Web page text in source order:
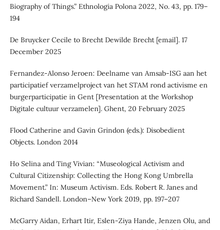
Biography of Things.” Ethnologia Polona 2022, No. 43, pp. 179–
194
De Bruycker Cecile to Brecht Dewilde Brecht [email]. 17
December 2025
Fernandez-Alonso Jeroen: Deelname van Amsab-ISG aan het
participatief verzamelproject van het STAM rond activisme en
burgerparticipatie in Gent [Presentation at the Workshop
Digitale cultuur verzamelen]. Ghent, 20 February 2025
Flood Catherine and Gavin Grindon (eds.): Disobedient
Objects. London 2014
Ho Selina and Ting Vivian: “Museological Activism and
Cultural Citizenship: Collecting the Hong Kong Umbrella
Movement.” In: Museum Activism. Eds. Robert R. Janes and
Richard Sandell. London–New York 2019, pp. 197–207
McGarry Aidan, Erhart Itir, Eslen-Ziya Hande, Jenzen Olu, and